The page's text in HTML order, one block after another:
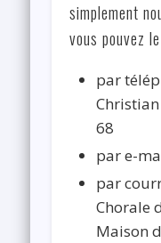
simplement
vous pouvez
par
68
par e-
par
Chorale
Maison